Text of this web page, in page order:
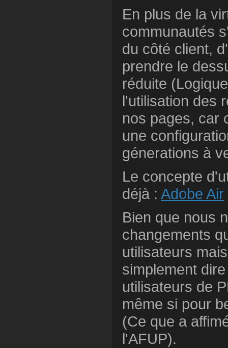
En plus de la
communautés
du côté client,
prendre le
réduite
l'utilisation des
nos pages, car
une
génerations à
Le concepte
déjà : Adobe Air
Bien que nous
changements
utilisateurs
simplement
utilisateurs de
même si pour
(Ce que a
l'AFUP).